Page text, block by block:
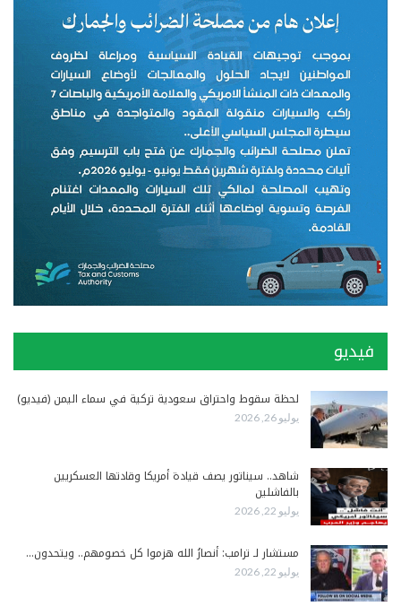
فيديو
لحظة سقوط واحتراق سعودية تركية في سماء اليمن (فيديو)
يوليو 26, 2026
شاهد.. سيناتور يصف قيادة أمريكا وقادتها العسكريين
بالفاشلين
يوليو 22, 2026
مستشار لـ ترامب: أنصارُ الله هزموا كل خصومهم.. ويتحدون…
يوليو 22, 2026